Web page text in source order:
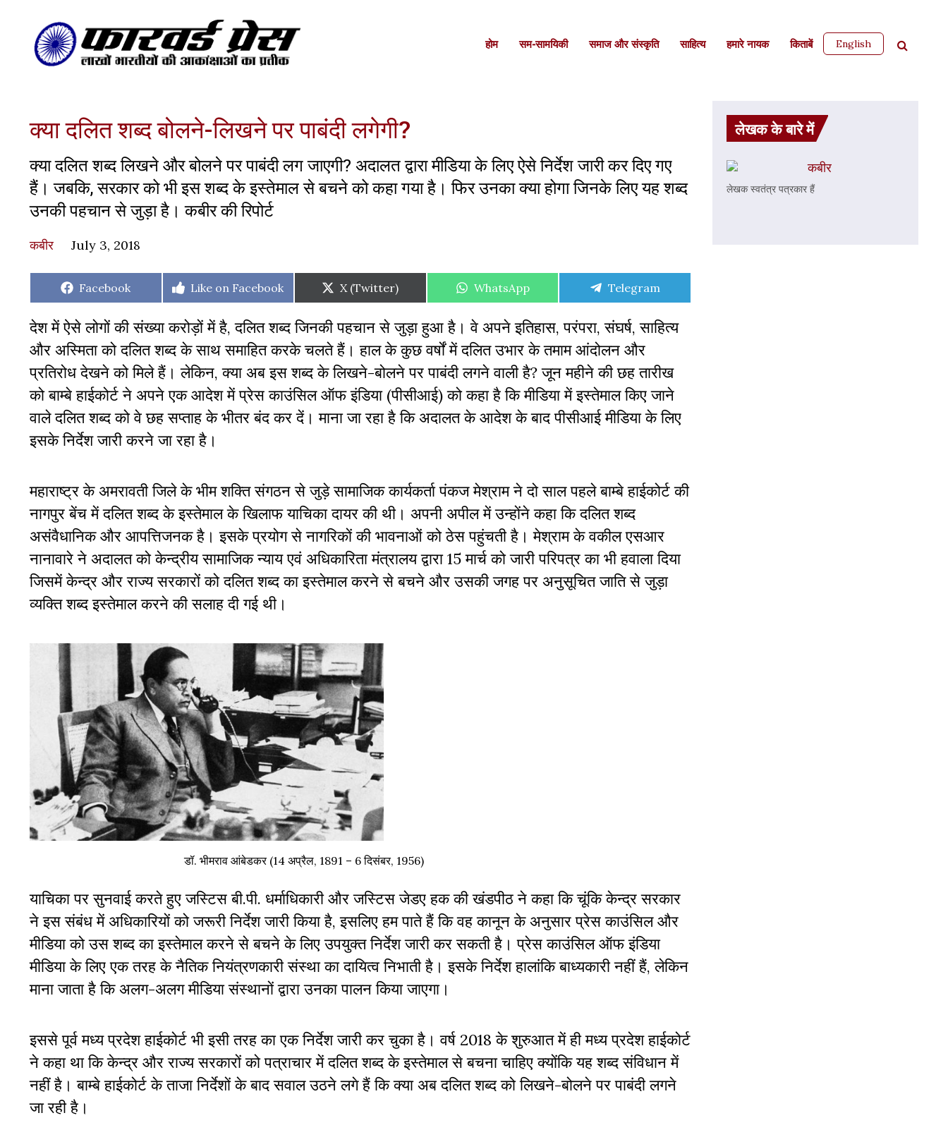
होम सम-सामयिकी समाज और संस्कृति साहित्‍य हमारे नायक किताबें English
क्या दलित शब्द बोलने-लिखने पर पाबंदी लगेगी?
क्या दलित शब्द लिखने और बोलने पर पाबंदी लग जाएगी? अदालत द्वारा मीडिया के लिए ऐसे निर्देश जारी कर दिए गए
हैं। जबकि, सरकार को भी इस शब्द के इस्तेमाल से बचने को कहा गया है। फिर उनका क्या होगा जिनके लिए यह शब्द
उनकी पहचान से जुड़ा है। कबीर की रिपोर्ट
कबीर July 3, 2018
Share
Facebook
Share
Like on Facebook
Share
on
X (Twitter)
Share
WhatsApp
Share
Telegram
देश में ऐसे लोगों की संख्या करोड़ों में है, दलित शब्द जिनकी पहचान से जुड़ा हुआ है। वे अपने इतिहास, परंपरा, संघर्ष, साहित्य
और अस्मिता को दलित शब्द के साथ समाहित करके चलते हैं। हाल के कुछ वर्षों में दलित उभार के तमाम आंदोलन और
प्रतिरोध देखने को मिले हैं। लेकिन, क्या अब इस शब्द के लिखने-बोलने पर पाबंदी लगने वाली है? जून महीने की छह तारीख
को बाम्बे हाईकोर्ट ने अपने एक आदेश में प्रेस काउंसिल ऑफ इंडिया (पीसीआई) को कहा है कि मीडिया में इस्तेमाल किए जाने
वाले दलित शब्द को वे छह सप्ताह के भीतर बंद कर दें। माना जा रहा है कि अदालत के आदेश के बाद पीसीआई मीडिया के लिए
इसके निर्देश जारी करने जा रहा है।
महाराष्ट्र के अमरावती जिले के भीम शक्ति संगठन से जुड़े सामाजिक कार्यकर्ता पंकज मेश्राम ने दो साल पहले बाम्बे हाईकोर्ट की
नागपुर बेंच में दलित शब्द के इस्तेमाल के खिलाफ याचिका दायर की थी। अपनी अपील में उन्होंने कहा कि दलित शब्द
असंवैधानिक और आपत्तिजनक है। इसके प्रयोग से नागरिकों की भावनाओं को ठेस पहुंचती है। मेश्राम के वकील एसआर
नानावारे ने अदालत को केन्द्रीय सामाजिक न्याय एवं अधिकारिता मंत्रालय द्वारा 15 मार्च को जारी परिपत्र का भी हवाला दिया
जिसमें केन्द्र और राज्य सरकारों को दलित शब्द का इस्तेमाल करने से बचने और उसकी जगह पर अनुसूचित जाति से जुड़ा
व्यक्ति शब्द इस्तेमाल करने की सलाह दी गई थी।
डॉ. भीमराव आंबेडकर (14 अप्रैल, 1891 – 6 दिसंबर, 1956)
याचिका पर सुनवाई करते हुए जस्टिस बी.पी. धर्माधिकारी और जस्टिस जेडए हक की खंडपीठ ने कहा कि चूंकि केन्द्र सरकार
ने इस संबंध में अधिकारियों को जरूरी निर्देश जारी किया है, इसलिए हम पाते हैं कि वह कानून के अनुसार प्रेस काउंसिल और
मीडिया को उस शब्द का इस्तेमाल करने से बचने के लिए उपयुक्त निर्देश जारी कर सकती है। प्रेस काउंसिल ऑफ इंडिया
मीडिया के लिए एक तरह के नैतिक नियंत्रणकारी संस्था का दायित्व निभाती है। इसके निर्देश हालांकि बाध्यकारी नहीं हैं, लेकिन
माना जाता है कि अलग-अलग मीडिया संस्थानों द्वारा उनका पालन किया जाएगा।
इससे पूर्व मध्य प्रदेश हाईकोर्ट भी इसी तरह का एक निर्देश जारी कर चुका है। वर्ष 2018 के शुरुआत में ही मध्य प्रदेश हाईकोर्ट
ने कहा था कि केन्द्र और राज्य सरकारों को पत्राचार में दलित शब्द के इस्तेमाल से बचना चाहिए क्योंकि यह शब्द संविधान में
नहीं है। बाम्बे हाईकोर्ट के ताजा निर्देशों के बाद सवाल उठने लगे हैं कि क्या अब दलित शब्द को लिखने-बोलने पर पाबंदी लगने
जा रही है।
लेखक के बारे में
कबीर
लेखक स्वतंत्र पत्रकार हैं